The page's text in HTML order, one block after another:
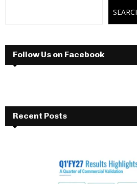
Follow Us on Facebook
Recent Posts